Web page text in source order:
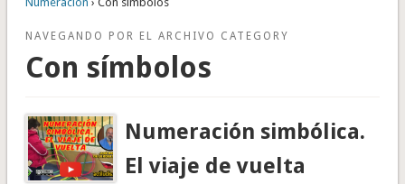
NAVEGANDO POR EL ARCHIVO CATEGORY
Con símbolos
Numeración simbólica.
El viaje de vuelta